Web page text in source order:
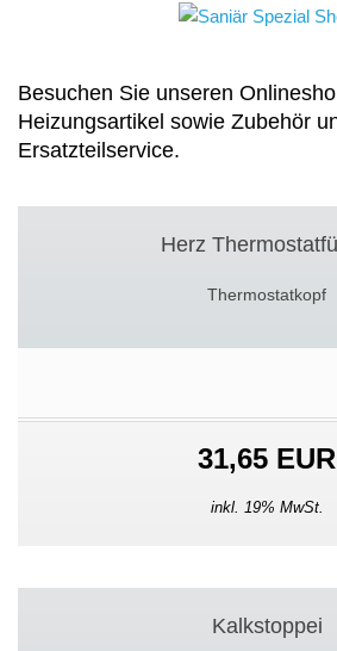
Besuchen Sie unseren
Heizungsartikel sowie Zubehör
Ersatzteilservice.
Herz
Thermostatkopf
31,65 EUR
inkl. 19% MwSt.
Kalkstoppei